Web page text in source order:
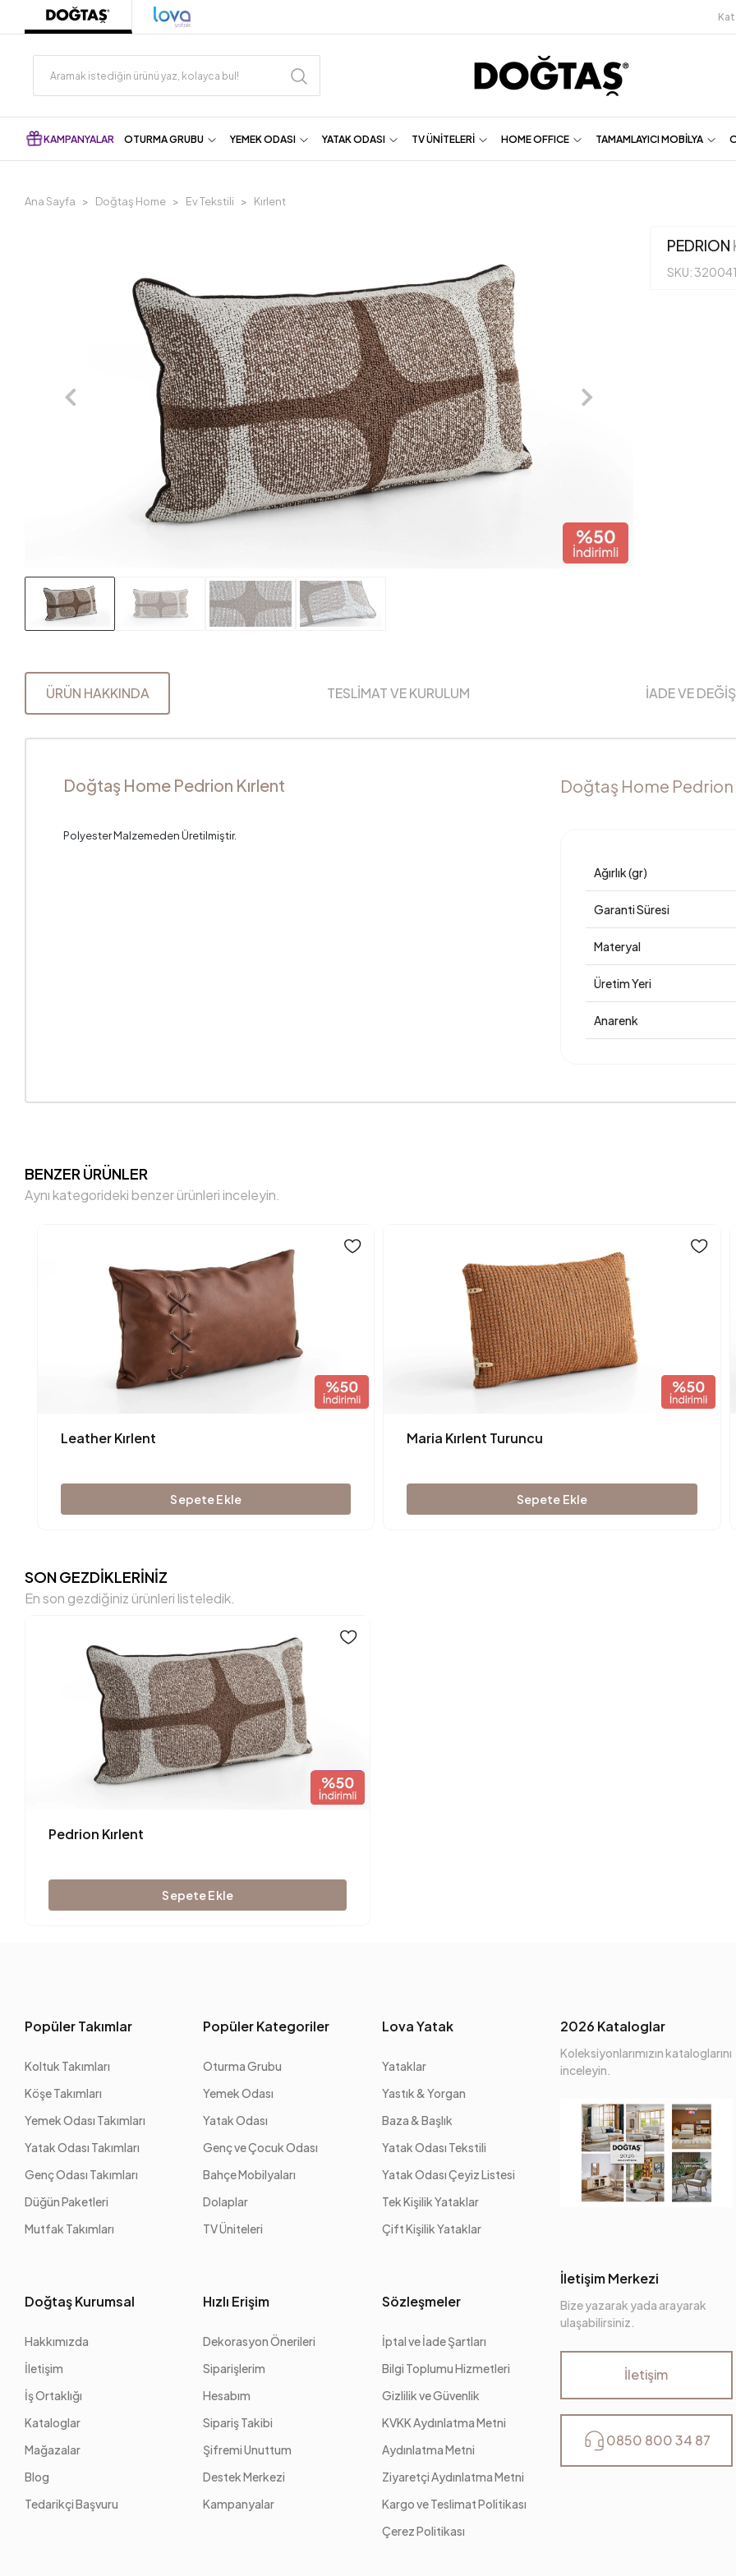
KAMPANYALAR OTURMA GRUBU YEMEK ODASI YATAK ODASI TV ÜNİTELERİ HOME OFFICE TAMAMLAYICI MOBİLYA
Ana Sayfa Doğtaş Home Ev Tekstili Kırlent
PEDRION
SKU:
ÜRÜN HAKKINDA TESLİMAT VE KURULUM İADE VE
Doğtaş Home Pedrion Kırlent
Polyester Malzemeden Üretilmiştir.
Doğtaş Home
Ağırlık (gr)
Garanti Süresi
Materyal
Üretim Yeri
Anarenk
BENZER ÜRÜNLER
Aynı kategorideki benzer ürünleri inceleyin.
Leather Kırlent
Sepete Ekle
Maria Kırlent Turuncu
Sepete Ekle
SON GEZDİKLERİNİZ
En son gezdiğiniz ürünleri listeledik.
Pedrion Kırlent
Sepete Ekle
Popüler Takımlar
Koltuk Takımları
Köşe Takımları
Yemek Odası Takımları
Yatak Odası Takımları
Genç Odası Takımları
Düğün Paketleri
Mutfak Takımları
Popüler Kategoriler
Oturma Grubu
Yemek Odası
Yatak Odası
Genç ve Çocuk Odası
Bahçe Mobilyaları
Dolaplar
TV Üniteleri
Lova Yatak
Yataklar
Yastık & Yorgan
Baza & Başlık
Yatak Odası Tekstili
Yatak Odası Çeyiz Listesi
Tek Kişilik Yataklar
Çift Kişilik Yataklar
Doğtaş Kurumsal
Hakkımızda
İletişim
İş Ortaklığı
Kataloglar
Mağazalar
Blog
Tedarikçi Başvuru
Hızlı Erişim
Dekorasyon Önerileri
Siparişlerim
Hesabım
Sipariş Takibi
Şifremi Unuttum
Destek Merkezi
Kampanyalar
Sözleşmeler
İptal ve İade Şartları
Bilgi Toplumu Hizmetleri
Gizlilik ve Güvenlik
KVKK Aydınlatma Metni
Aydınlatma Metni
Ziyaretçi Aydınlatma Metni
Kargo ve Teslimat Politikası
Çerez Politikası
2026 Kataloglar
Koleksiyonlarımızın kataloglarını
inceleyin.
İletişim Merkezi
Bize yazarak yada arayarak
ulaşabilirsiniz.
İletişim
0850 800 34 87